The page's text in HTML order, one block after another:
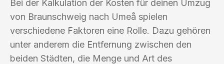
Bei der Kalkulation der Kosten für deinen Umzug
von Braunschweig nach Umeå spielen
verschiedene Faktoren eine Rolle. Dazu gehören
unter anderem die Entfernung zwischen den
beiden Städten, die Menge und Art des